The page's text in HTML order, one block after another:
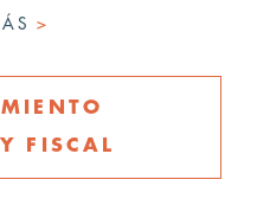
>
FISCAL